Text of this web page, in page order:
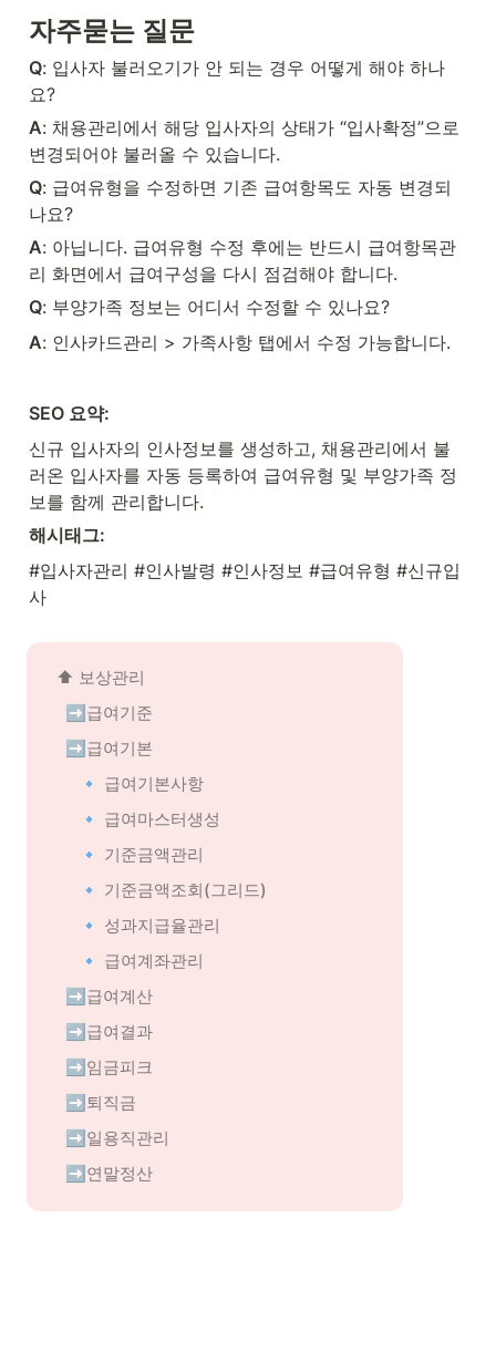
자주묻는 질문
Q: 입사자 불러오기가 안 되는 경우 어떻게 해야 하나
요?
A: 채용관리에서 해당 입사자의 상태가 “입사확정”으로
변경되어야 불러올 수 있습니다.
Q: 급여유형을 수정하면 기존 급여항목도 자동 변경되
나요?
A: 아닙니다. 급여유형 수정 후에는 반드시 급여항목관
리 화면에서 급여구성을 다시 점검해야 합니다.
Q: 부양가족 정보는 어디서 수정할 수 있나요?
A: 인사카드관리 > 가족사항 탭에서 수정 가능합니다.
SEO 요약:
신규 입사자의 인사정보를 생성하고, 채용관리에서 불
러온 입사자를 자동 등록하여 급여유형 및 부양가족 정
보를 함께 관리합니다.
해시태그:
#입사자관리 #인사발령 #인사정보 #급여유형 #신규입
사
⬆️ 보상관리
➡️급여기준
➡️급여기본
🔹 급여기본사항
🔹 급여마스터생성
🔹 기준금액관리
🔹 기준금액조회(그리드)
🔹 성과지급율관리
🔹 급여계좌관리
➡️급여계산
➡️급여결과
➡️임금피크
➡️퇴직금
➡️일용직관리
➡️연말정산